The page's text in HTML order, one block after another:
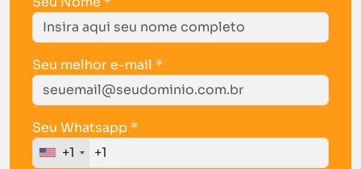
Seu melhor e-mail *
Seu Whatsapp *
+1